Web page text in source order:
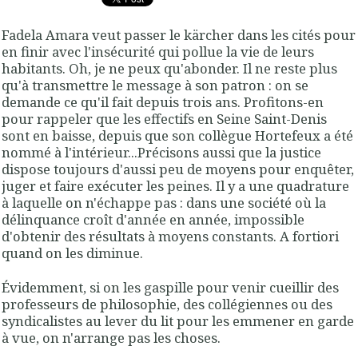
Fadela Amara veut passer le kärcher dans les cités pour
en finir avec l'insécurité qui pollue la vie de leurs
habitants. Oh, je ne peux qu'abonder. Il ne reste plus
qu'à transmettre le message à son patron : on se
demande ce qu'il fait depuis trois ans. Profitons-en
pour rappeler que les effectifs en Seine Saint-Denis
sont en baisse, depuis que son collègue Hortefeux a été
nommé à l'intérieur...Précisons aussi que la justice
dispose toujours d'aussi peu de moyens pour enquêter,
juger et faire exécuter les peines. Il y a une quadrature
à laquelle on n'échappe pas : dans une société où la
délinquance croît d'année en année, impossible
d'obtenir des résultats à moyens constants. A fortiori
quand on les diminue.
Évidemment, si on les gaspille pour venir cueillir des
professeurs de philosophie, des collégiennes ou des
syndicalistes au lever du lit pour les emmener en garde
à vue, on n'arrange pas les choses.